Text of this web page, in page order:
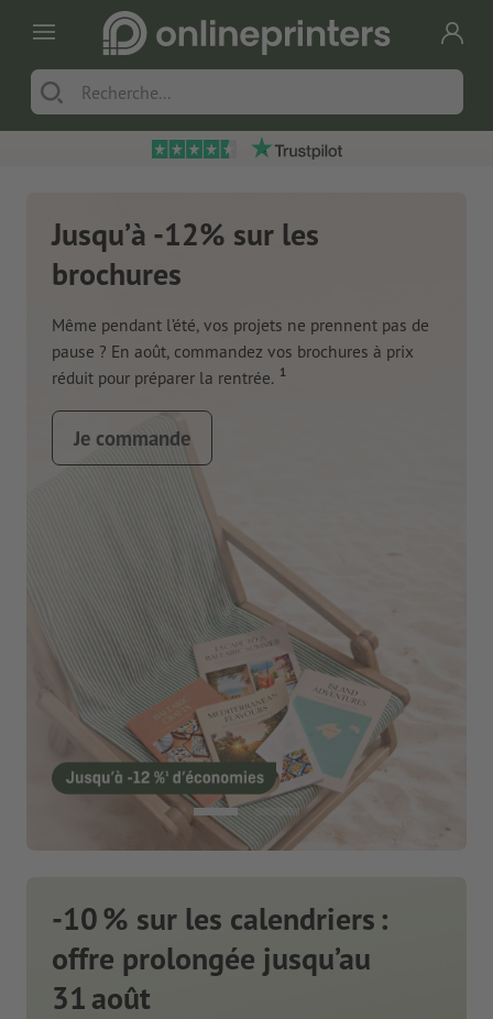
Jusqu’à -12% sur les
brochures
Même pendant l’été, vos projets ne prennent pas de
pause ? En août, commandez vos brochures à prix
réduit pour préparer la rentrée. 1
Je commande
-10 % sur les calendriers :
offre prolongée jusqu’au
31 août